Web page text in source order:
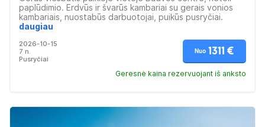
paplūdimio. Erdvūs ir švarūs kambariai su gerais vonios
kambariais, nuostabūs darbuotojai, puikūs pusryčiai.
Viešbučio teritorija labai graži ir tvarkinga. Aplinkui daug
poroms ir draugų grupėms.
daugiau
2026-10-15
7 n.
Pusryčiai
Nuo 1311 €
Geresnė kaina rezervuojant iš anksto